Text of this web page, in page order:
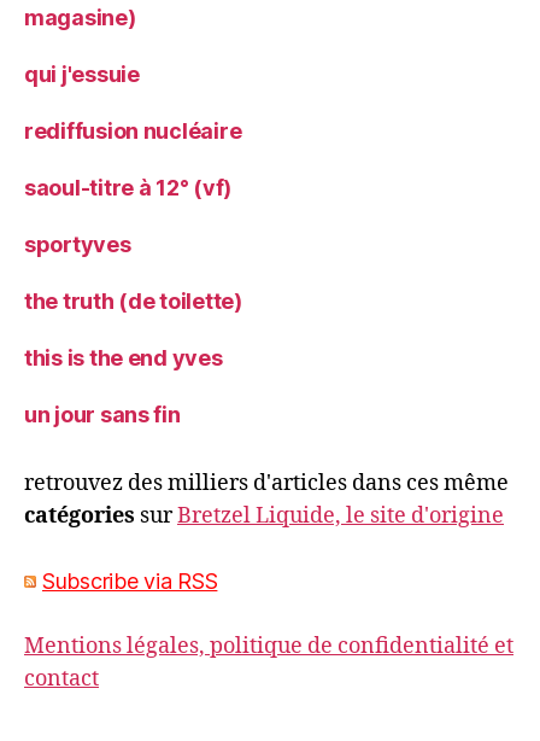
magasine)
qui j'essuie
rediffusion nucléaire
saoul-titre à 12° (vf)
sportyves
the truth (de toilette)
this is the end yves
un jour sans fin
retrouvez des milliers d'articles dans ces même
catégories surBretzel Liquide, le site d'origine
Subscribe via RSS
Mentions légales, politique de confidentialité et
contact